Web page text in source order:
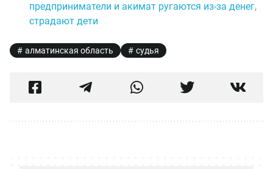
предприниматели и акимат ругаются из-за денег,
страдают дети
алматинская область судья